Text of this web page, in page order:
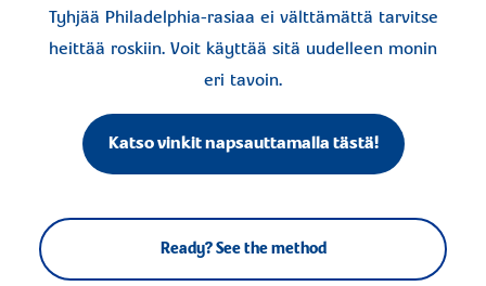
Tyhjää Philadelphia-rasiaa ei välttämättä tarvitse
heittää roskiin. Voit käyttää sitä uudelleen monin
eri tavoin.
Katso vinkit napsauttamalla tästä!
Ready? See the method